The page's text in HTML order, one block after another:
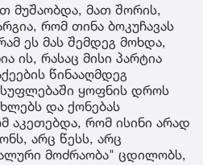
მუშაობდა, მათ შორის,
რომ თინა ბოკუჩავას
ეს მას შემდეგ მოხდა,
ის, რასაც მისი პარტია
წინააღმდეგ
ყოფნის დროს
და ქონებას
აკეთებდა, რომ ისინი არად
არც წესს, არც
მოძრაობა" ცდილობს,